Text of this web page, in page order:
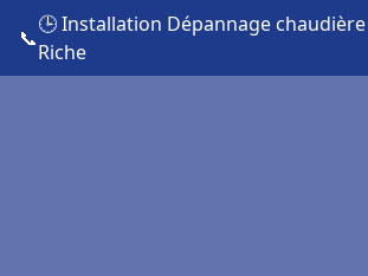
📞
🕒 Installation Dépannage
Riche